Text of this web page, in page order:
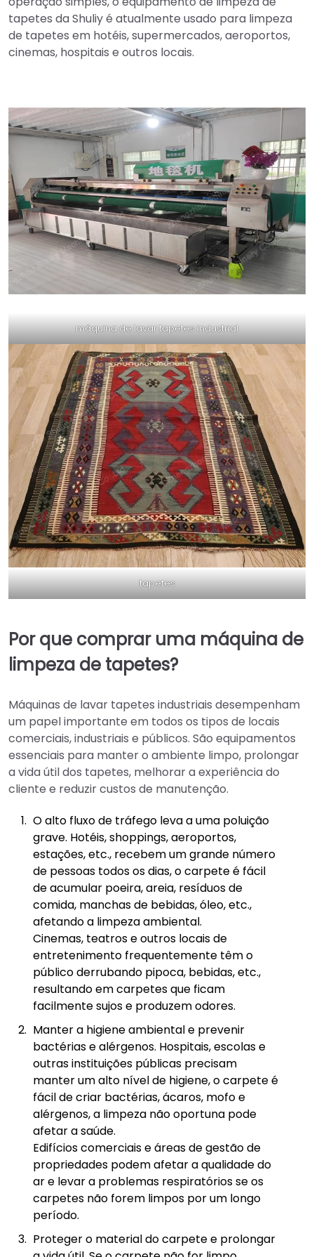
tapetes da Shuliy é atualmente usado para limpeza
de tapetes em hotéis, supermercados, aeroportos,
cinemas, hospitais e outros locais.
máquina de lavar tapetes industrial
tapetes
Por que comprar uma máquina de
limpeza de tapetes?
Máquinas de lavar tapetes industriais desempenham
um papel importante em todos os tipos de locais
comerciais, industriais e públicos. São equipamentos
essenciais para manter o ambiente limpo, prolongar
a vida útil dos tapetes, melhorar a experiência do
cliente e reduzir custos de manutenção.
O alto fluxo de tráfego leva a uma poluição
grave. Hotéis, shoppings, aeroportos,
estações, etc., recebem um grande número
de pessoas todos os dias, o carpete é fácil
de acumular poeira, areia, resíduos de
comida, manchas de bebidas, óleo, etc.,
afetando a limpeza ambiental.
Cinemas, teatros e outros locais de
entretenimento frequentemente têm o
público derrubando pipoca, bebidas, etc.,
resultando em carpetes que ficam
facilmente sujos e produzem odores.
Manter a higiene ambiental e prevenir
bactérias e alérgenos. Hospitais, escolas e
outras instituições públicas precisam
manter um alto nível de higiene, o carpete é
fácil de criar bactérias, ácaros, mofo e
alérgenos, a limpeza não oportuna pode
afetar a saúde.
Edifícios comerciais e áreas de gestão de
propriedades podem afetar a qualidade do
ar e levar a problemas respiratórios se os
carpetes não forem limpos por um longo
período.
Proteger o material do carpete e prolongar